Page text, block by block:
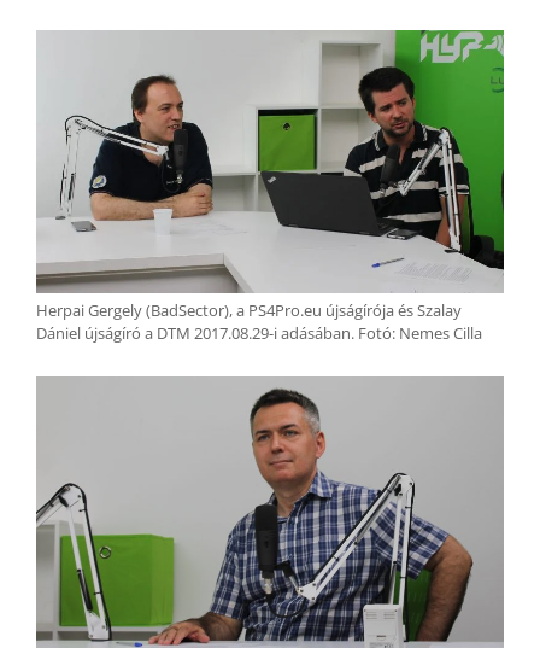
Herpai Gergely (BadSector), a PS4Pro.eu újságírója és Szalay
Dániel újságíró a DTM 2017.08.29-i adásában. Fotó: Nemes Cilla